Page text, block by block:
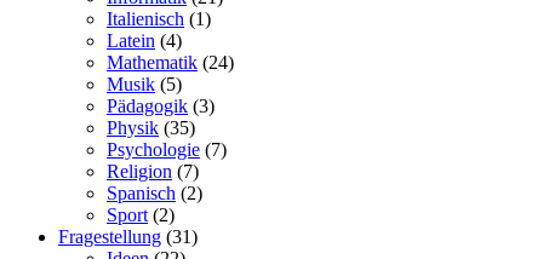
Italienisch (1)
Latein (4)
Mathematik (24)
Musik (5)
Pädagogik (3)
Physik (35)
Psychologie (7)
Religion (7)
Spanisch (2)
Sport (2)
Fragestellung (31)